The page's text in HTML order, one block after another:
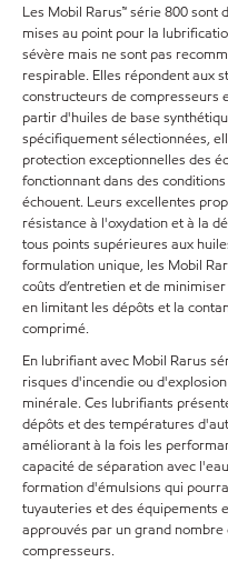
Les Mobil Rarus™ série 800
mises au point pour la
sévère mais ne sont pas
respirable. Elles répondent aux
constructeurs de compresseurs
partir d'huiles de base
spécifiquement sélectionnées,
protection exceptionnelles des
fonctionnant dans des
échouent. Leurs excellentes
résistance à l'oxydation et à la
tous points supérieures aux
formulation unique, les Mobil
coûts d’entretien et de
en limitant les dépôts et la
comprimé.
En lubrifiant avec Mobil Rarus
risques d'incendie ou
minérale. Ces lubrifiants
dépôts et des températures
améliorant à la fois les
capacité de séparation avec
formation d'émulsions qui
tuyauteries et des équipements
approuvés par un grand
compresseurs.